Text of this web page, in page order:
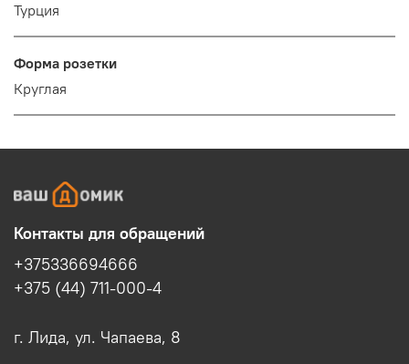
Турция
Форма розетки
Круглая
Контакты для обращений
+375336694666
+375 (44) 711-000-4
г. Лида, ул. Чапаева, 8